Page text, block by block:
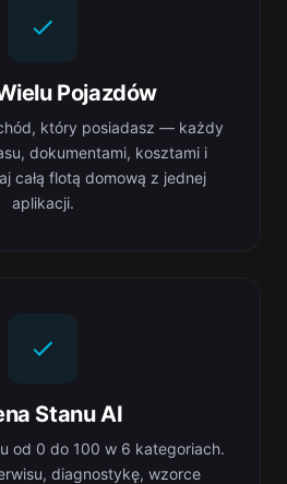
Pojazdów
który posiadasz — każdy
dokumentami, kosztami i
całą flotą domową z jednej
aplikacji.
Stanu AI
od 0 do 100 w 6 kategoriach.
diagnostykę, wzorce